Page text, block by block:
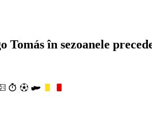
Tomás în sezoanele